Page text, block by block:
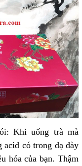
Khi uống trà mà
acid có trong dạ dày
hóa của bạn. Thậm